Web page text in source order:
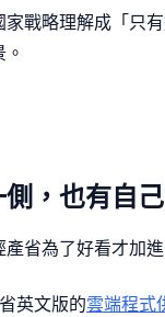
戰略理解成「只
，也有自
產省為了好看才加
英文版的雲端程式